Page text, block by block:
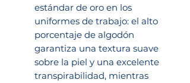
estándar de oro en los
uniformes de trabajo: el alto
porcentaje de algodón
garantiza una textura suave
sobre la piel y una excelente
transpirabilidad, mientras